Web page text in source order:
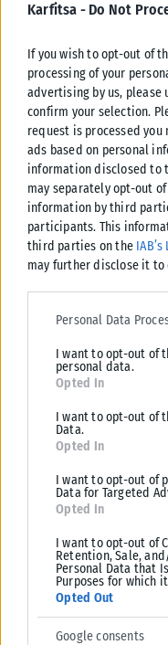
Karfitsa - Do Not
If you wish to opt-out of
processing of your
advertising by us, please
confirm your selection.
request is processed
ads based on personal
information disclosed to
may separately opt-out
information by third
participants. This
third parties on the
may further disclose it
Please note that this
services and may
deny consent to Google
for below specified
Personal Data
I want to opt-out of
personal data.
Opted In
I want to opt-out of
Data.
Opted In
I want to opt-out of
Data for Targeted
Opted In
I want to opt-out of
Retention, Sale,
Personal Data that
Purposes for which
Opted Out
Google consents
HEALTH
ΛΔ Κονγκό: Πάνω από
Έμπολα
Δημοκρατία του Κονγκό